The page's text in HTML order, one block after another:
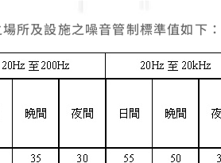
所及設施之噪音管制標準值如下：